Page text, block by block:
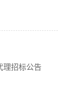
理招标公告